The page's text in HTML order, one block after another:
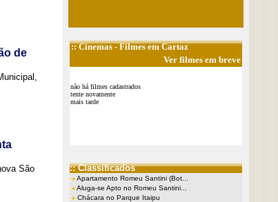
de
São
::Cinemas- Filmes em Cartaz
Ver filmes em breve
não há filmes cadastrados
tente novamente
mais tarde
:: Classificados
Apartamento Romeu Santini (Bot...
Aluga-se Apto no Romeu Santini...
Chácara no Parque Itaipu